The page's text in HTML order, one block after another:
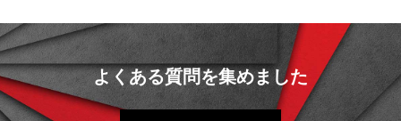
よくある質問を集めました